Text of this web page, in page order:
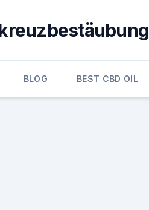
BLOG BEST CBD OIL